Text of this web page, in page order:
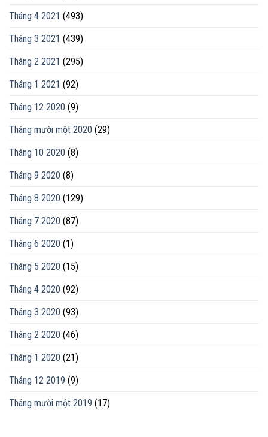
Tháng 4 2021 (493)
Tháng 3 2021 (439)
Tháng 2 2021 (295)
Tháng 1 2021 (92)
Tháng 12 2020 (9)
Tháng mười một 2020 (29)
Tháng 10 2020 (8)
Tháng 9 2020 (8)
Tháng 8 2020 (129)
Tháng 7 2020 (87)
Tháng 6 2020 (1)
Tháng 5 2020 (15)
Tháng 4 2020 (92)
Tháng 3 2020 (93)
Tháng 2 2020 (46)
Tháng 1 2020 (21)
Tháng 12 2019 (9)
Tháng mười một 2019 (17)